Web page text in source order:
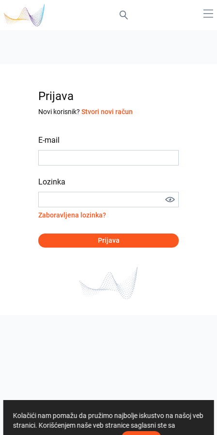
Prijava
Novi korisnik? Stvori novi račun
E-mail
Lozinka
Zaboravljena lozinka?
Prijava
Kolačići nam pomažu da pružimo najbolje iskustvo na našoj veb
stranici. Korišćenjem naše veb stranice saglasni ste sa